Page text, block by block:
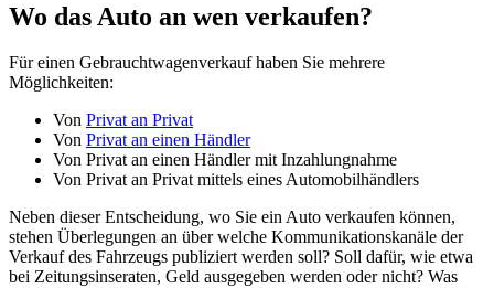
Wo das Auto an wen verkaufen?
Für einen Gebrauchtwagenverkauf haben Sie mehrere
Möglichkeiten:
Von Privat an Privat
Von Privat an einen Händler
Von Privat an einen Händler mit Inzahlungnahme
Von Privat an Privat mittels eines Automobilhändlers
Neben dieser Entscheidung, wo Sie ein Auto verkaufen können,
stehen Überlegungen an über welche Kommunikationskanäle der
Verkauf des Fahrzeugs publiziert werden soll? Soll dafür, wie etwa
bei Zeitungsinseraten, Geld ausgegeben werden oder nicht? Was